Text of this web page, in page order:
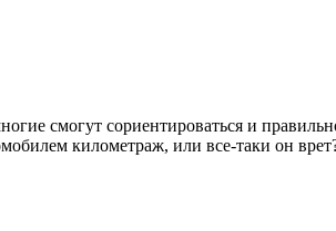
смогут сориентироваться и
километраж, или все-таки он